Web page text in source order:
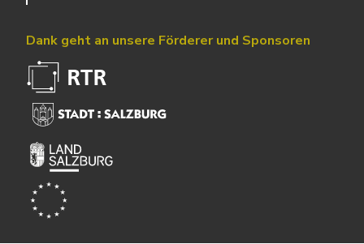
Dank geht an unsere Förderer und Sponsoren